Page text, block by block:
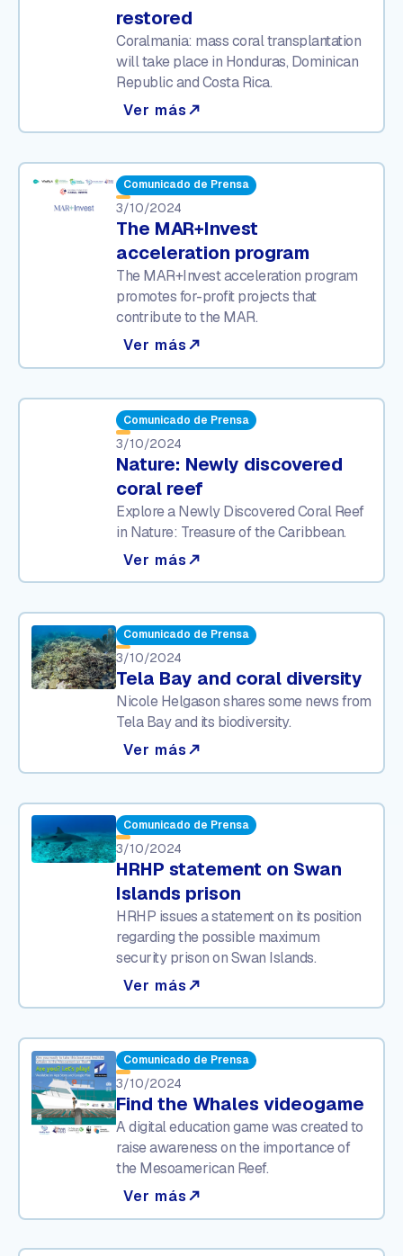
restored
Coralmania: mass coral transplantation
will take place in Honduras, Dominican
Republic and Costa Rica.
Ver más north_east
Comunicado de Prensa
3/10/2024
The MAR+Invest
acceleration program
The MAR+Invest acceleration program
promotes for-profit projects that
contribute to the MAR.
Ver más north_east
Comunicado de Prensa
3/10/2024
Nature: Newly discovered
coral reef
Explore a Newly Discovered Coral Reef
in Nature: Treasure of the Caribbean.
Ver más north_east
Comunicado de Prensa
3/10/2024
Tela Bay and coral diversity
Nicole Helgason shares some news from
Tela Bay and its biodiversity.
Ver más north_east
Comunicado de Prensa
3/10/2024
HRHP statement on Swan
Islands prison
HRHP issues a statement on its position
regarding the possible maximum
security prison on Swan Islands.
Ver más north_east
Comunicado de Prensa
3/10/2024
Find the Whales videogame
A digital education game was created to
raise awareness on the importance of
the Mesoamerican Reef.
Ver más north_east